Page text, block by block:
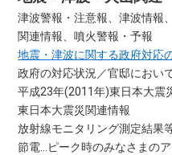
津波警報・注意報、津波情報
関連情報、噴火警報・予報
地震・津波に関する政府対応
政府の対応状況／官邸におい
平成23年(2011年)東日本大震
東日本大震災関連情報
放射線モニタリング測定結果
節電…ピーク時のみなさまの